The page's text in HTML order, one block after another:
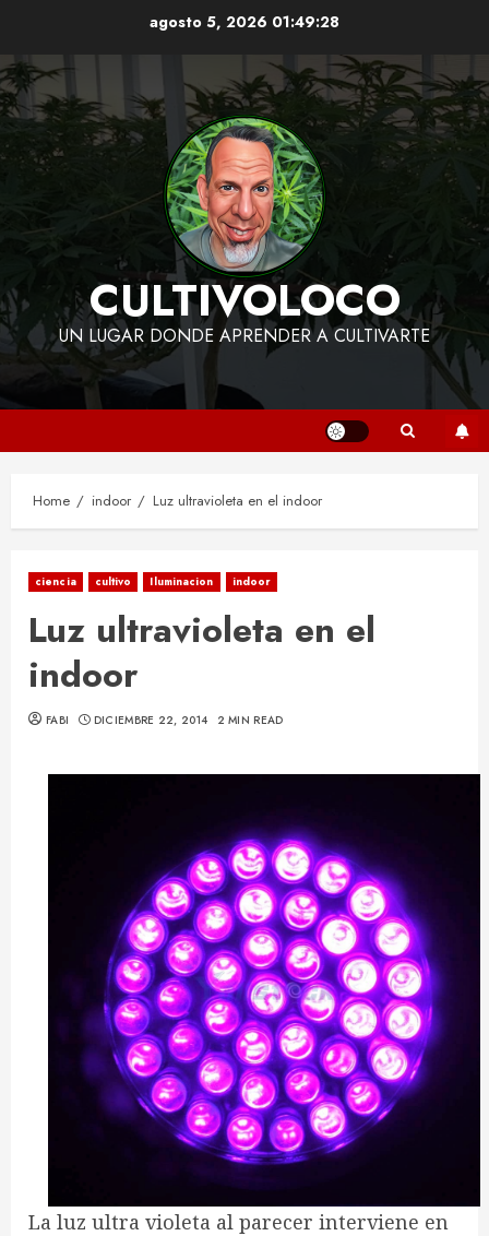
content
agosto 5, 2026 01:49:28
CULTIVOLOCO
UN LUGAR DONDE APRENDER A CULTIVARTE
Home indoor Luz ultravioleta en el indoor
ciencia cultivo Iluminacion indoor
Luz ultravioleta en el
indoor
FABI DICIEMBRE 22, 2014 2 MIN READ
La luz ultra violeta al parecer interviene en